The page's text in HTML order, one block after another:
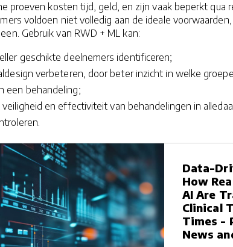
proeven kosten tijd, geld, en zijn vaak beperkt qua
voldoen niet volledig aan de ideale
Gebruik van RWD + ML kan:
geschikte deelnemers identificeren;
verbeteren, door beter inzicht in welke
een behandeling;
veiligheid en effectiviteit van behandelingen in
Data-
How
AI Are
Clinical
Times -
News